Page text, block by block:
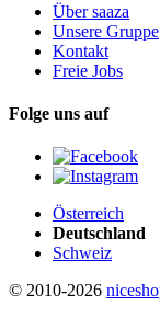
Über saaza
Unsere Gruppe
Kontakt
Freie Jobs
Folge uns auf
Österreich
Deutschland
Schweiz
© 2010-2026